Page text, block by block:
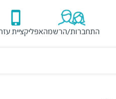
התחברות/הרשמהאפליקציית